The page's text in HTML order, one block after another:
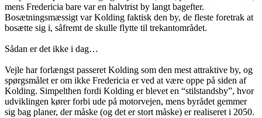
mens Fredericia bare var en halvtrist by langt bagefter.
Bosætningsmæssigt var Kolding faktisk den by, de fleste foretrak at
bosætte sig i, såfremt de skulle flytte til trekantområdet.
Sådan er det ikke i dag…
Vejle har forlængst passeret Kolding som den mest attraktive by, og
spørgsmålet er om ikke Fredericia er ved at være oppe på siden af
Kolding. Simpelthen fordi Kolding er blevet en “stilstandsby”, hvor
udviklingen kører forbi ude på motorvejen, mens byrådet gemmer
sig bag planer, der måske (og det er stort måske) er realiseret i 2050.